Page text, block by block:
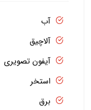
آب
آلاچیق
آیفون تصویری
استخر
برق